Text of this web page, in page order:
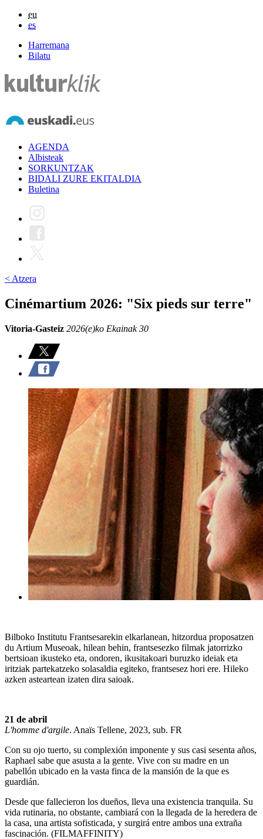
eu
es
Harremana
Bilatu
AGENDA
Albisteak
SORKUNTZAK
BIDALI ZURE EKITALDIA
Buletina
< Atzera
Cinémartium 2026: "Six pieds sur terre"
Vitoria-Gasteiz 2026(e)ko Ekainak 30
Bilboko Institutu Frantsesarekin elkarlanean, hitzordua proposatzen
du Artium Museoak, hilean behin, frantsesezko filmak jatorrizko
bertsioan ikusteko eta, ondoren, ikusitakoari buruzko ideiak eta
iritziak partekatzeko solasaldia egiteko, frantsesez hori ere. Hileko
azken asteartean izaten dira saioak.
21 de abril
L'homme d'argile. Anaïs Tellene, 2023, sub. FR
Con su ojo tuerto, su complexión imponente y sus casi sesenta años,
Raphael sabe que asusta a la gente. Vive con su madre en un
pabellón ubicado en la vasta finca de la mansión de la que es
guardián.
Desde que fallecieron los dueños, lleva una existencia tranquila. Su
vida rutinaria, no obstante, cambiará con la llegada de la heredera de
la casa, una artista sofisticada, y surgirá entre ambos una extraña
fascinación. (FILMAFFINITY)